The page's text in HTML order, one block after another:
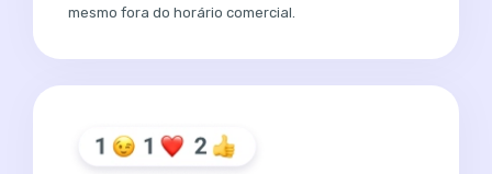
mesmo fora do horário comercial.